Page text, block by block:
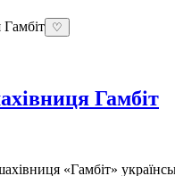
♡
Гамбіт
«Гамбіт»